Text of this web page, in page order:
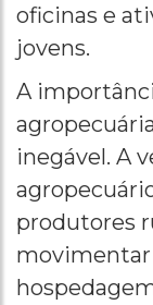
oficinas e
jovens.
A
inegável. A
produtores
movimentar